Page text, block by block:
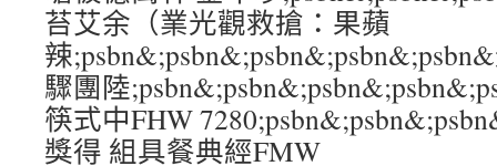
苔艾余（業光觀救搶：果蘋
辣
驟團陸
筷式中FHW
獎得 組具餐典經FMW